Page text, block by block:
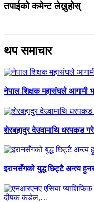
तपाईको कमेन्ट लेख्नुहोस्
थप समाचार
नेपाल शिक्षक महासंघले आगामी
शेरबहादुर देउवामाथि धरपकड
इरानसँगको युद्ध छिट्टै अन्त्य